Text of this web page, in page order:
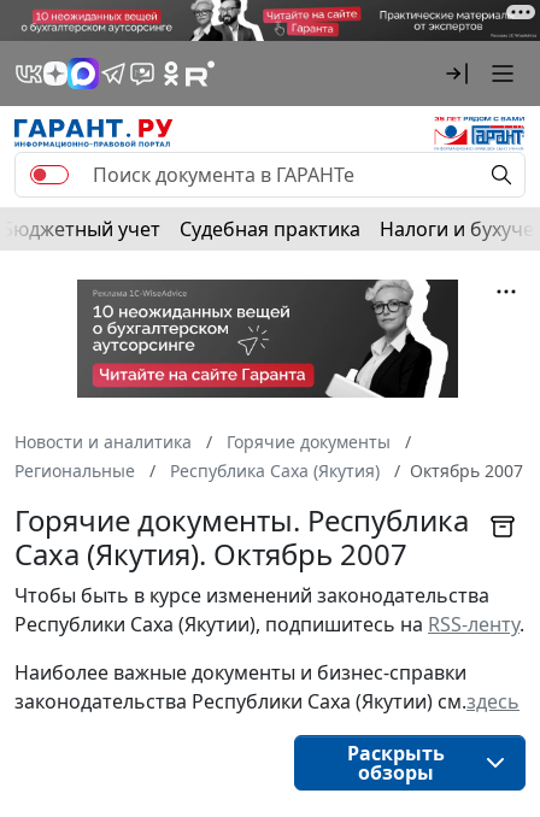
Бюджетный учет Судебная практика Налоги и
Новости и аналитика
Горячие документы
Региональные
Республика Саха (Якутия) Октябрь 2007
Горячие документы. Республика
Саха (Якутия). Октябрь 2007
Чтобы быть в курсе изменений законодательства
Республики Саха (Якутии), подпишитесь на RSS-ленту.
Наиболее важные документы и бизнес-справки
законодательства Республики Саха (Якутии) см.здесь
Раскрыть
обзоры